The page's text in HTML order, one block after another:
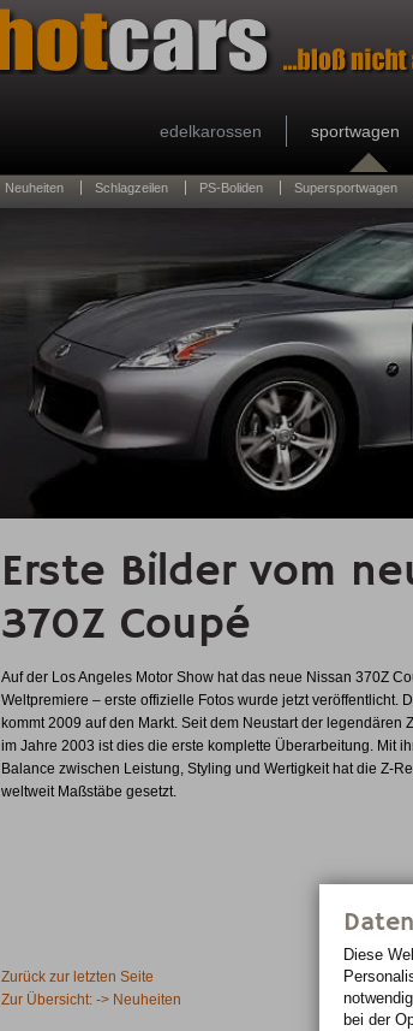
edelkarossen sportwagen
Neuheiten Schlagzeilen PS-Boliden Supersportwagen
Erste Bilder vom
370Z Coupé
Auf der Los Angeles Motor Show hat das neue Nissan 370Z
Weltpremiere – erste offizielle Fotos wurde jetzt veröffentlicht.
kommt 2009 auf den Markt. Seit dem Neustart der legendären
im Jahre 2003 ist dies die erste komplette Überarbeitung. Mit
Balance zwischen Leistung, Styling und Wertigkeit hat die Z-
weltweit Maßstäbe gesetzt.
Zurück zur letzten Seite
Zur Übersicht: -> Neuheiten
Diese
bei der